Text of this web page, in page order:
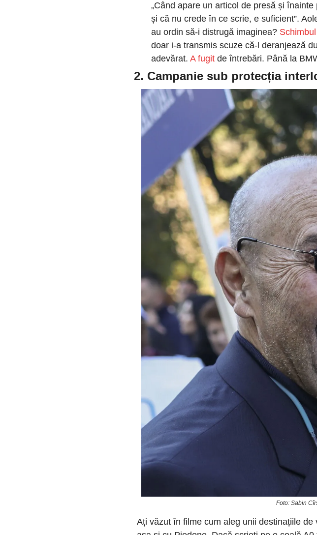
„Când apare un articol de presă și
și că nu crede în ce scrie, e suficient”.
au ordin să-i distrugă imaginea?
doar i-a transmis scuze că-l deranjează
adevărat. A fugit de întrebări. Până la
2. Campanie sub protecția
Foto: Sabin
Ați văzut în filme cum aleg unii destinațiile